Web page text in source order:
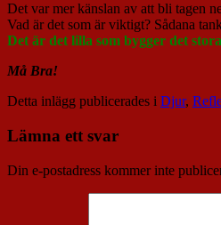
Det var mer känslan av att bli tagen
Vad är det som är viktigt? Sådana
Det är det lilla som bygger det
Må Bra!
Detta inlägg publicerades i Djur,
Lämna ett svar
Din e-postadress kommer inte